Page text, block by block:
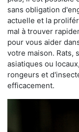
sans obligation
actuelle et la
mal à trouver
pour vous aider
votre maison. Rats,
asiatiques ou
rongeurs et
efficacement.